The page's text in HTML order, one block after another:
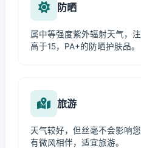
防晒
属中等强度紫外辐射天气，
高于15，PA+的防晒护肤品。
旅游
天气较好，但丝毫不会影响
有微风相伴，适宜旅游。